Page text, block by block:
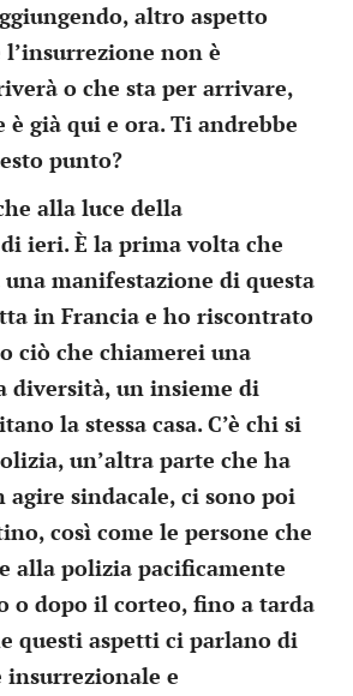
altro aspetto
non è
o che sta per arrivare,
è già qui e ora. Ti andrebbe
punto?
alla luce della
ieri. È la prima volta che
manifestazione di questa
in Francia e ho riscontrato
ciò che chiamerei una
diversità, un insieme di
la stessa casa. C’è chi si
un’altra parte che ha
agire sindacale, ci sono poi
così come le persone che
alla polizia pacificamente
o dopo il corteo, fino a tarda
questi aspetti ci parlano di
e